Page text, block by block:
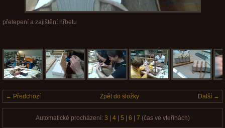
přelepení a zajištění hřbetu
← Předchozí Další →
Zpět do složky
Automatické procházení: 3 4| 5 6 7 (čas ve vteřinách)